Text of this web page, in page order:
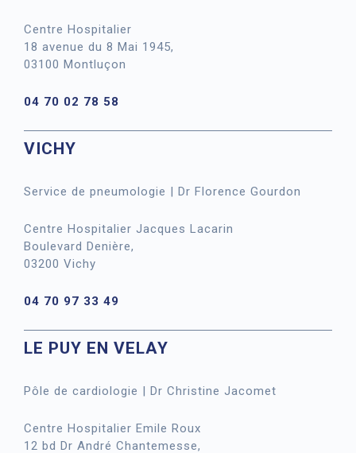
Centre Hospitalier
18 avenue du 8 Mai 1945,
03100 Montluçon
04 70 02 78 58
VICHY
Service de pneumologie | Dr Florence Gourdon
Centre Hospitalier Jacques Lacarin
Boulevard Denière,
03200 Vichy
04 70 97 33 49
LE PUY EN VELAY
Pôle de cardiologie | Dr Christine Jacomet
Centre Hospitalier Emile Roux
12 bd Dr André Chantemesse,